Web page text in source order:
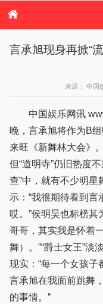
港台娱乐
日
音
港台明星八卦
日本
言承旭现身再掀“
来源： 中国
中国娱乐网讯
晚，言承旭将作为B
来旺《新舞林大会》
但“道明寺”仍旧热度
查”中，就有不少明
示：“我很期待看到
哎。”侯明昊也标榜其
哥哥，其实我是怀着
舞）。”“爵士女王”淡
现实：“每一个女孩
言承旭在我面前跳舞
的事情。”